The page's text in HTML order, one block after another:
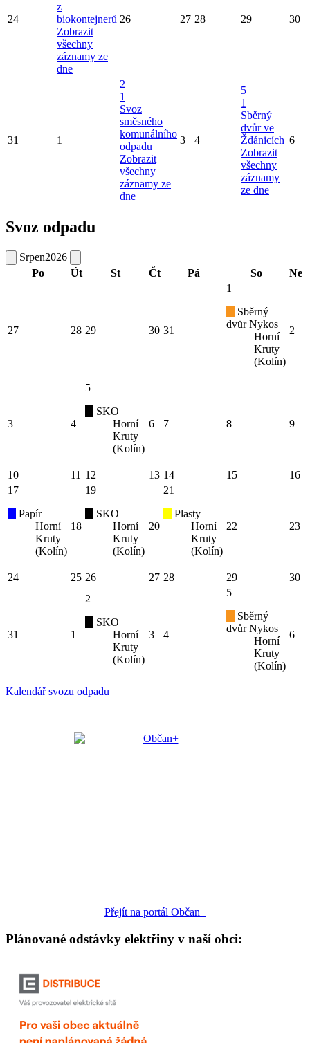
24
z
biokontejnerů
Zobrazit
všechny
záznamy ze
dne
26 27 28 29 30
31 1
2
1
Svoz
směsného
komunálního
odpadu
Zobrazit
všechny
záznamy ze
dne
3 4
5
1
Sběrný
dvůr ve
Ždánicích
Zobrazit
všechny
záznamy
ze dne
6
Svoz odpadu
Srpen2026
Po
Út St Čt Pá So Ne
27 28 29 30 31
1
Sběrný
dvůr Nykos
Horní
Kruty
(Kolín)
2
3 4
5
SKO
Horní
Kruty
(Kolín)
6 7 8 9
10 11 12 13 14 15
16
17
Papír
Horní
Kruty
(Kolín)
18
19
SKO
Horní
Kruty
(Kolín)
20
21
Plasty
Horní
Kruty
(Kolín)
22 23
24 25 26 27 28 29 30
31 1
2
SKO
Horní
Kruty
(Kolín)
3 4
5
Sběrný
dvůr Nykos
Horní
Kruty
(Kolín)
6
Kalendář svozu odpadu
Přejít na portál Občan+
Plánované odstávky elektřiny v naší obci: